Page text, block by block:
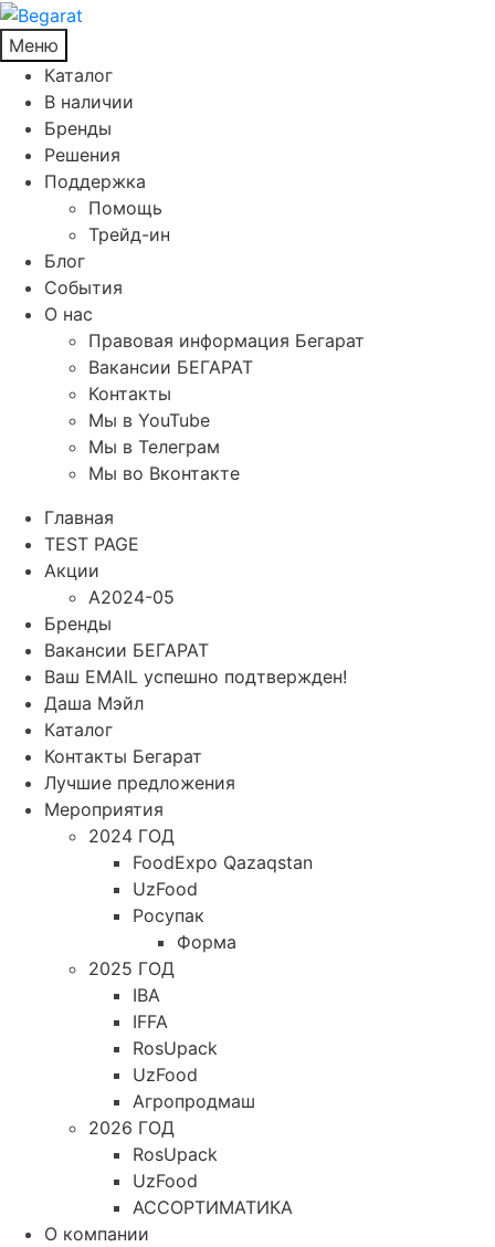
Меню
Каталог
В наличии
Бренды
Решения
Поддержка
Помощь
Трейд-ин
Блог
События
О нас
Правовая информация Бегарат
Вакансии БЕГАРАТ
Контакты
Мы в YouTube
Мы в Телеграм
Мы во Вконтакте
Главная
TEST PAGE
Акции
A2024-05
Бренды
Вакансии БЕГАРАТ
Ваш EMAIL успешно подтвержден!
Даша Мэйл
Каталог
Контакты Бегарат
Лучшие предложения
Мероприятия
2024 ГОД
FoodExpo Qazaqstan
UzFood
Росупак
Форма
2025 ГОД
IBA
IFFA
RosUpack
UzFood
Агропродмаш
2026 ГОД
RosUpack
UzFood
АССОРТИМАТИКА
О компании